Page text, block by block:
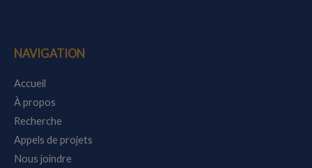
NAVIGATION
Accueil
À propos
Recherche
Appels de projets
Nous joindre